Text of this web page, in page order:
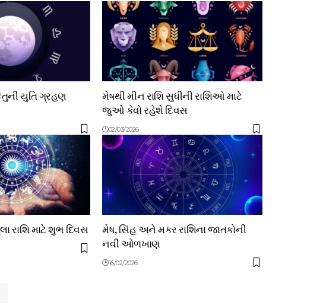
યુતિ ગ્રહણ
મેષથી મીન રાશિ સુધીની રાશિઓ માટે
જુઓ કેવો રહેશે દિવસ
02/03/2026
રાશિ માટે શુભ દિવસ
મેષ, સિંહ અને મકર રાશિના જાતકોની
નવી ઓળખાણ
16/02/2026